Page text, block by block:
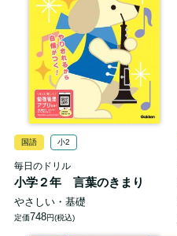
国語 小2
毎日のドリル
小学２年 言葉のきまり
やさしい・基礎
定価748円(税込)